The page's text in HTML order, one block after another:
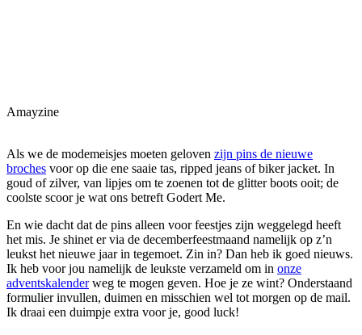
Amayzine
Als we de modemeisjes moeten geloven zijn pins de nieuwe
broches voor op die ene saaie tas, ripped jeans of biker jacket. In
goud of zilver, van lipjes om te zoenen tot de glitter boots ooit; de
coolste scoor je wat ons betreft Godert Me.
En wie dacht dat de pins alleen voor feestjes zijn weggelegd heeft
het mis. Je shinet er via de decemberfeestmaand namelijk op z’n
leukst het nieuwe jaar in tegemoet. Zin in? Dan heb ik goed nieuws.
Ik heb voor jou namelijk de leukste verzameld om in onze
adventskalenderweg te mogen geven. Hoe je ze wint? Onderstaand
formulier invullen, duimen en misschien wel tot morgen op de mail.
Ik draai een duimpje extra voor je, good luck!